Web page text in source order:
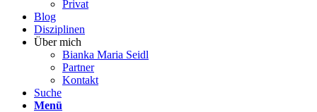
Privat
Blog
Disziplinen
Über mich
Bianka Maria Seidl
Partner
Kontakt
Suche
Menü